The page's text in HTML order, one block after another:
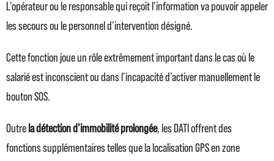
L’opérateur ou le responsable qui reçoit l’information va pouvoir appeler
les secours ou le personnel d’intervention désigné.
Cette fonction joue un rôle extrêmement important dans le cas où le
salarié est inconscient ou dans l’incapacité d’activer manuellement le
bouton SOS.
Outre la détection d’immobilité prolongée, les DATI offrent des
fonctions supplémentaires telles que la localisation GPS en zone